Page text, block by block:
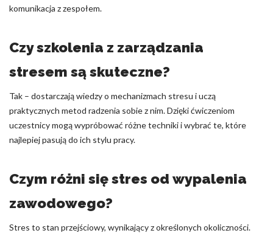
komunikacja z zespołem.
Czy szkolenia z zarządzania
stresem są skuteczne?
Tak – dostarczają wiedzy o mechanizmach stresu i uczą
praktycznych metod radzenia sobie z nim. Dzięki ćwiczeniom
uczestnicy mogą wypróbować różne techniki i wybrać te, które
najlepiej pasują do ich stylu pracy.
Czym różni się stres od wypalenia
zawodowego?
Stres to stan przejściowy, wynikający z określonych okoliczności.